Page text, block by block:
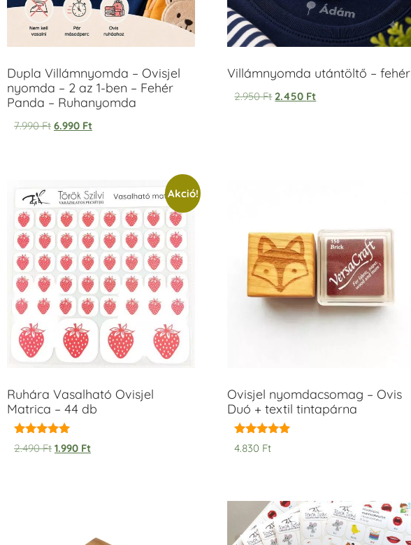
Dupla Villámnyomda – Ovisjel
nyomda – 2 az 1-ben – Fehér
Panda – Ruhanyomda
7.990Ft 6.990 Ft
Villámnyomda utántöltő – fehér
2.950Ft 2.450 Ft
Akció!
Ruhára Vasalható Ovisjel
Matrica – 44 db
Értékelés:
5.00
2.490Ft 1.990 Ft
Ovisjel nyomdacsomag – Ovis
Duó + textil tintapárna
Értékelés:
5.00
4.830 Ft